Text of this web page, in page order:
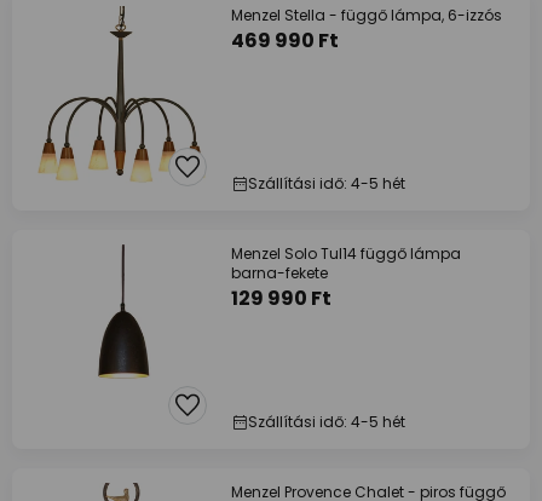
Menzel Stella - függő lámpa, 6-izzós
469 990 Ft
Szállítási idő: 4-5 hét
Menzel Solo Tul14 függő lámpa
barna-fekete
129 990 Ft
Szállítási idő: 4-5 hét
Menzel Provence Chalet - piros függő